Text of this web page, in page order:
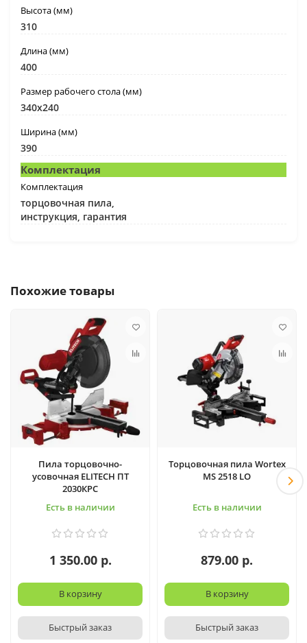
Высота (мм)
310
Длина (мм)
400
Размер рабочего стола (мм)
340х240
Ширина (мм)
390
Комплектация
Комплектация
торцовочная пила,
инструкция, гарантия
Похожие товары
Пила торцовочно-
усовочная ELITECH ПТ
2030КРС
Есть в наличии
1 350.00 р.
В корзину
Быстрый заказ
Торцовочная пила Wortex
MS 2518 LO
Есть в наличии
879.00 р.
В корзину
Быстрый заказ